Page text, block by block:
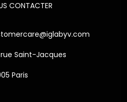
CONTACTER
rue Saint-Jacques
Paris